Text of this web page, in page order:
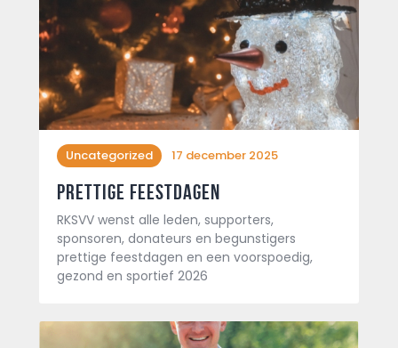
Uncategorized 17 december 2025
Prettige feestdagen
RKSVV wenst alle leden, supporters,
sponsoren, donateurs en begunstigers
prettige feestdagen en een voorspoedig,
gezond en sportief 2026